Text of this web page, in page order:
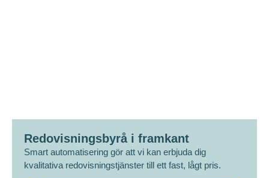
Redovisningsbyrå i framkant
Smart automatisering gör att vi kan erbjuda dig
kvalitativa redovisningstjänster till ett fast, lågt pris.